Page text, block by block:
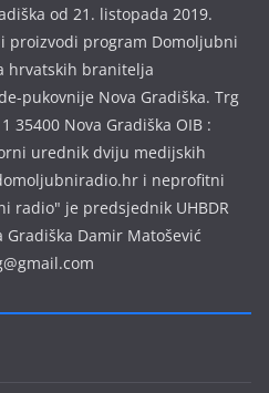
od 21. listopada 2019.
proizvodi program Domoljubni
hrvatskih branitelja
pukovnije Nova Gradiška. Trg
35400 Nova Gradiška OIB :
urednik dviju medijskih
i neprofitni
radio" je predsjednik UHBDR
Damir Matošević